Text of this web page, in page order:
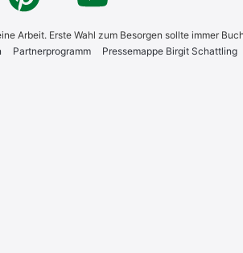
Erste Wahl zum Besorgen sollte immer
Part­ner­pro­gramm Pres­se­map­pe Bir­git Schatt­ling